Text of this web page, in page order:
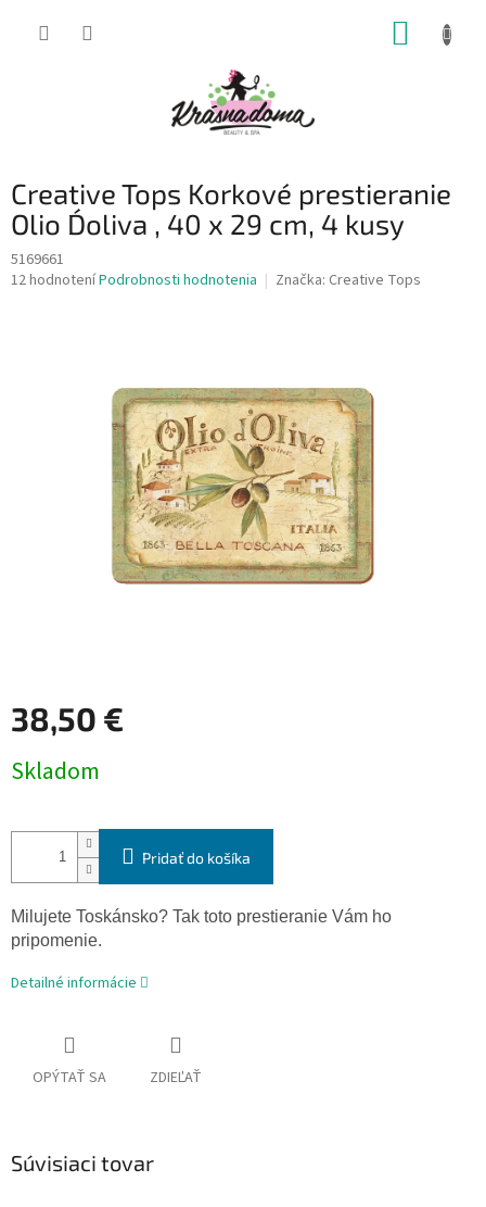
Creative Tops Korkové prestieranie
Olio D´oliva , 40 x 29 cm, 4 kusy
5169661
Priemerné
12 hodnoteníPodrobnosti hodnotenia Značka: Creative Tops
38,50 €
cena:
Skladom
Pridať do košíka
Milujete Toskánsko? Tak toto prestieranie Vám ho
pripomenie.
Detailné informácie
OPÝTAŤ SA ZDIEĽAŤ
Súvisiaci tovar